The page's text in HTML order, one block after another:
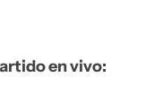
en vivo: